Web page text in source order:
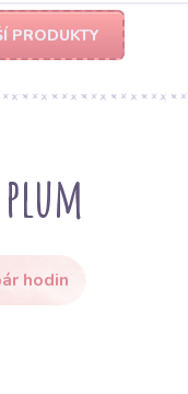
PRODUKTY
hodin